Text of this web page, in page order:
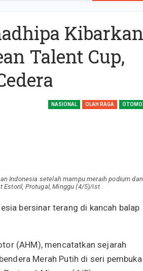
Kibarkan
Talent Cup,
NASIONAL OLAH RAGA
Indonesia setelah mampu meraih podium dan
Estoril, Protugal, Minggu (4/5)/ist
bersinar terang di kancah balap
(AHM), mencatatkan sejarah
Merah Putih di seri pembuka
Wisman pada
2026
Tempe Mendoan
Spirulina, Dik
View 360⁰
Keren Banget
Pranowo Akan
Penguatan